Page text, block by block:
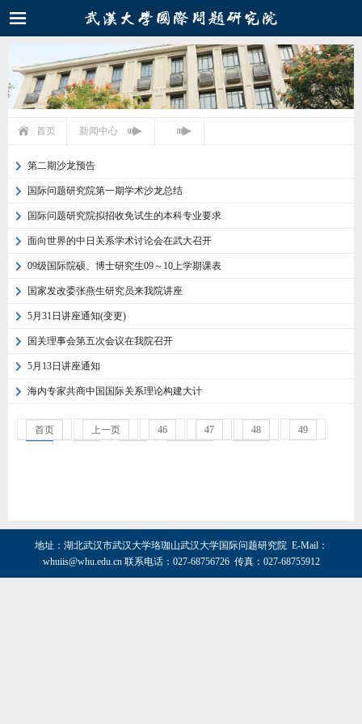
首页 新闻中心
第二期沙龙预告
国际问题研究院第一期学术沙龙总结
国际问题研究院拟招收免试生的本科专业要求
面向世界的中日关系学术讨论会在武大召开
09级国际院硕、博士研究生09～10上学期课表
国家发改委张燕生研究员来我院讲座
5月31日讲座通知(变更)
国关理事会第五次会议在我院召开
5月13日讲座通知
海内专家共商中国国际关系理论构建大计
首页 上一页 46 47 48
49
地址：湖北武汉市武汉大学珞珈山武汉大学国际问题研究院 E-Mail：
whuiis@whu.edu.cn 联系电话：027-68756726 传真：027-68755912